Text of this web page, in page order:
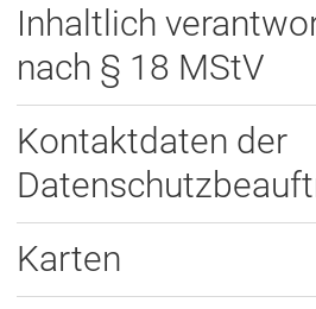
Inhaltlich
nach § 18 MStV
Kontaktdaten der
Karten